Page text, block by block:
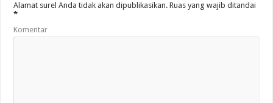
Alamat surel Anda tidak akan dipublikasikan. Ruas yang wajib ditandai
*
Komentar